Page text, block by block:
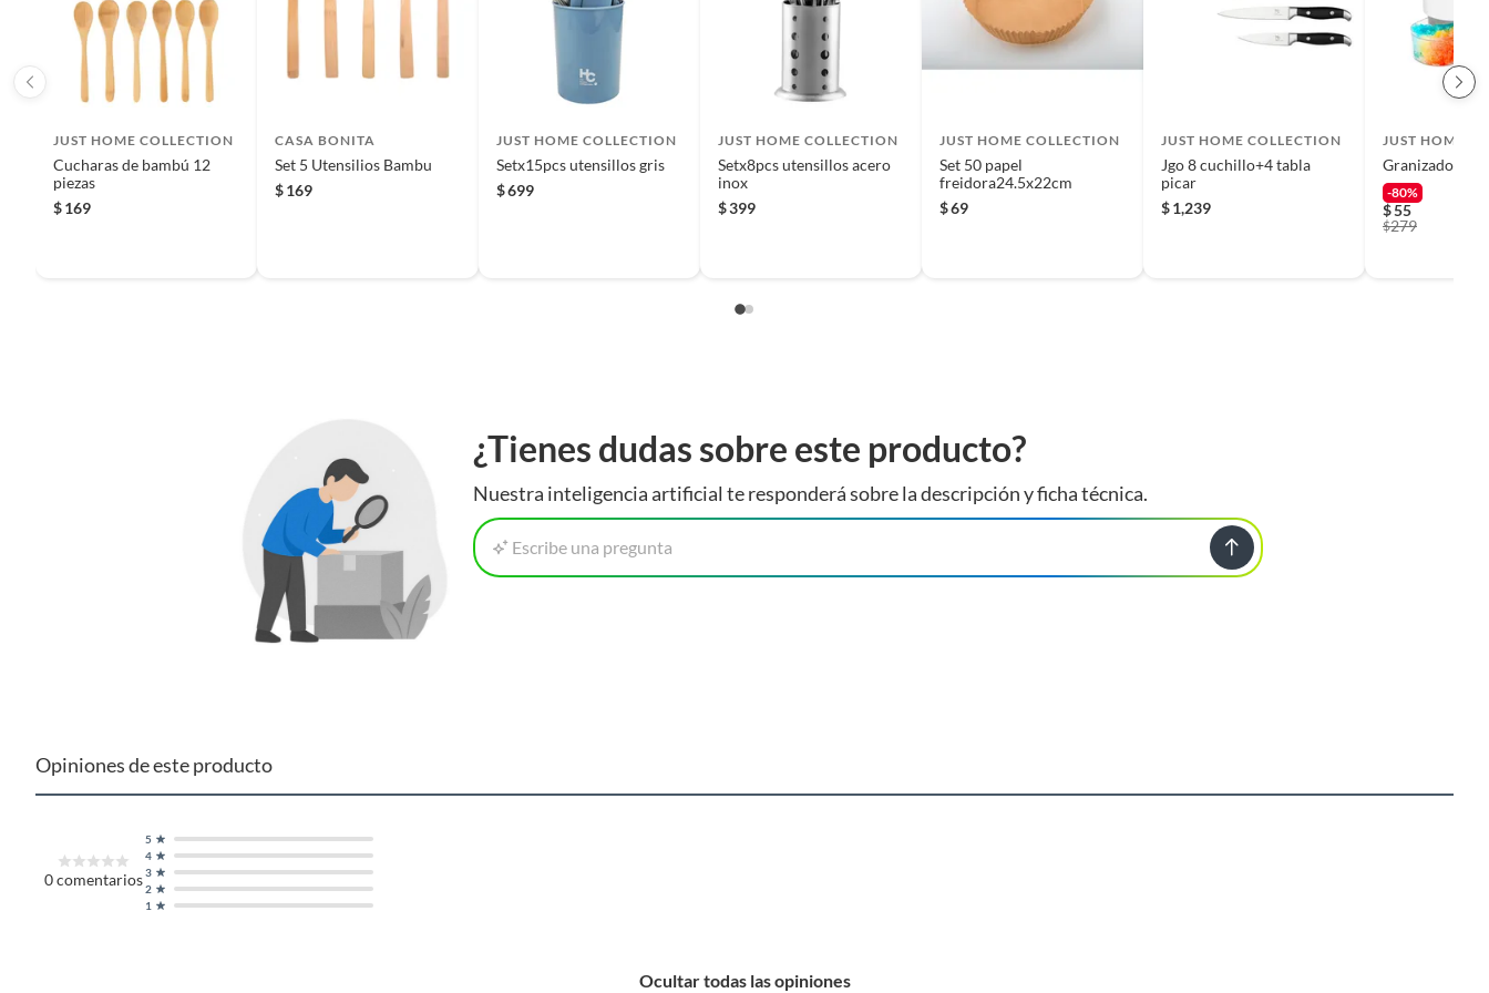
Estos cuchillos están hechos de bambú, un material natural y renovable. Son ligeros y fáciles de usar, y su diseño
nórdico les da un toque elegante. El set incluye 12 cuchillos, perfectos para una familia o para recibir invitados. Cada
cuchillo tiene un largo de 20 cm y un ancho de 5 cm.
Complementa tu compra
Para completar tu compra, te recomendamos que visites la sección de contenedores de alimentos, donde encontrarás
una gran variedad de opciones para guardar tus alimentos de forma segura y organizada. También puedes encontrar
accesorios para cocina, como pinzas y cucharones, que te ayudarán a preparar tus platillos favoritos.
Iniciaremos el reembolso de tu dinero cuando recibamos el producto.
JUST HOME COLLECTION
Cucharas de bambú 12
piezas
$169
CASA BONITA
Set 5 Utensilios Bambu
$169
JUST HOME COLLECTION
Setx15pcs utensillos gris
$699
JUST HOME COLLECTION
Setx8pcs utensillos acero
inox
$399
JUST HOME COLLECTION
Set 50 papel
freidora24.5x22cm
$69
JUST HOME COLLECTION
Jgo 8 cuchillo+4 tabla
picar
$1,239
JUST HOME
Granizador de
-80%
$55
$279
¿Tienes dudas sobre este producto?
Nuestra inteligencia artificial te responderá sobre la descripción y ficha técnica.
Escribe una pregunta
Opiniones de este producto
0comentarios
1
2
3
4
5
Ocultar todas las opiniones